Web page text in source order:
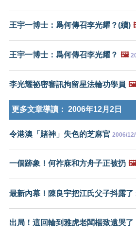
王宇一博士：爲何傳召李光耀？(續)
王宇一博士：爲何傳召李光耀？ 🖼️
李光耀祕密審訊拘留星法輪功學員 🖼️
更多文章導讀： 2006年12月2日
令港澳「賭神」失色的芝麻官 2006/
一個跡象！何祚庥和方舟子正被扔 🖼️
最新內幕！陳良宇把江氏父子抖露了
出局！這回輪到雅虎老闆楊致遠哭了